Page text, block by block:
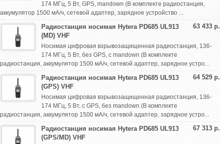
174 МГц, 5 Вт, GPS, mandown (В комплекте радиостанция,
аккумулятор 1500 мА/ч, сетевой адаптер, зарядное устройство ...
63 433 р.
Радиостанция носимая Hytera PD685 UL913
(MD) VHF
Носимая цифровая взрывозащищенная радиостанция, 136-
174 МГц, 5 Вт, без GPS, с mandown (В комплекте
радиостанция, аккумулятор 1500 мА/ч, сетевой адаптер, зарядное устро...
64 529 р.
Радиостанция носимая Hytera PD685 UL913
(GPS) VHF
Носимая цифровая взрывозащищенная радиостанция, 136-
174 МГц, 5 Вт, с GPS, без mandown (В комплекте
радиостанция, аккумулятор 1500 мА/ч, сетевой адаптер, зарядное устро...
67 313 р.
Радиостанция носимая Hytera PD685 UL913
(GPS/MD) VHF